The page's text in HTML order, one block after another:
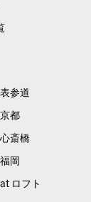
参道
都
斎橋
岡
ロフト